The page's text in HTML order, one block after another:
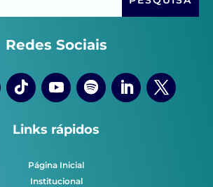
Redes Sociais
Links rápidos
Página Inicial
Institucional